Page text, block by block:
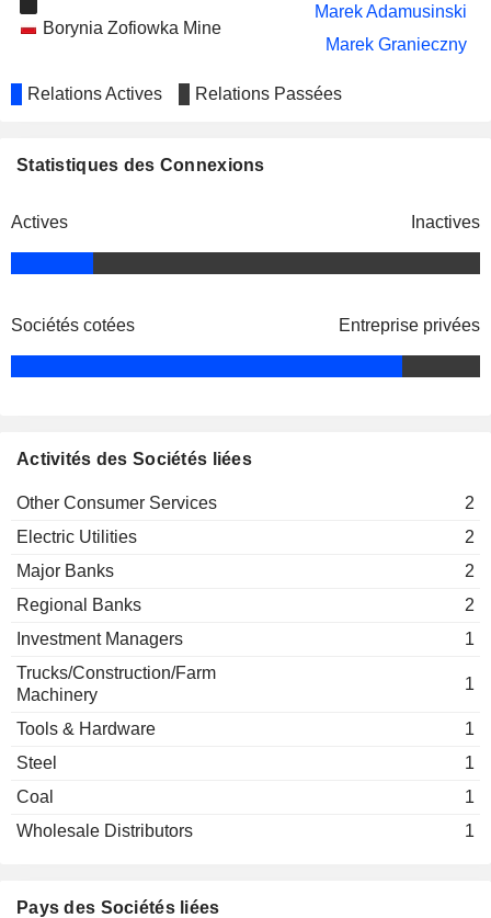
Borynia Zofiowka Mine
Marek Adamusinski
Marek Granieczny
Relations Actives Relations Passées
Statistiques des Connexions
Actives Inactives
Sociétés cotées Entreprise privées
Activités des Sociétés liées
Other Consumer Services
2
Electric Utilities
2
Major Banks
2
Regional Banks
2
Investment Managers
1
Trucks/Construction/Farm
Machinery
1
Tools & Hardware
1
Steel
1
Coal
1
Wholesale Distributors
1
Pays des Sociétés liées